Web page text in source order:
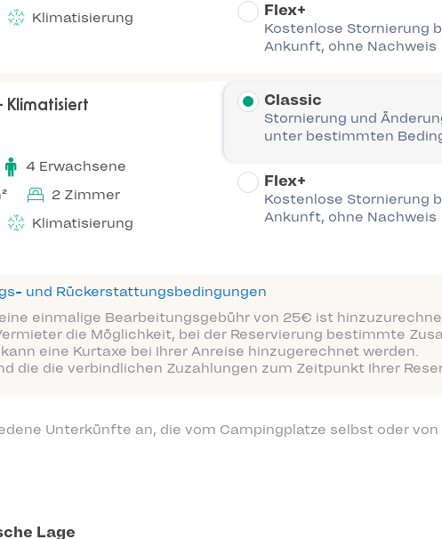
Klimatisierung Flex+
Kostenlose Stornierung
Ankunft, ohne Nachweis
Klimatisiert
4 Erwachsene
2 Zimmer
Klimatisierung
Classic
Stornierung und
unter bestimmten
Flex+
Kostenlose Stornierung
Ankunft, ohne Nachweis
und Rückerstattungsbedingungen
einmalige Bearbeitungsgebühr von 25€ ist
die Möglichkeit, bei der Reservierung bestimmte
eine Kurtaxe bei Ihrer Anreise hinzugerechnet werden.
die die verbindlichen Zuzahlungen zum Zeitpunkt Ihrer
Unterkünfte an, die vom Campingplatze selbst oder
Lage